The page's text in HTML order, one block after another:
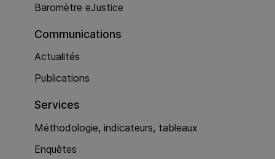
Baromètre eJustice
Communications
Actualités
Publications
Services
Méthodologie, indicateurs, tableaux
Enquêtes